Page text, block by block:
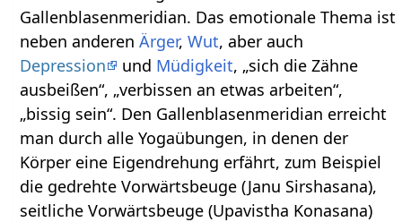
Gallenblasenmeridian. Das emotionale Thema ist
neben anderenÄrger,Wut, aber auch
Depression
und Müdigkeit, „sich die Zähne
ausbeißen“, „verbissen an etwas arbeiten“,
„bissig sein“. Den Gallenblasenmeridian erreicht
man durch alle Yogaübungen, in denen der
Körper eine Eigendrehung erfährt, zum Beispiel
die gedrehte Vorwärtsbeuge (Janu Sirshasana),
seitliche Vorwärtsbeuge (Upavistha Konasana)